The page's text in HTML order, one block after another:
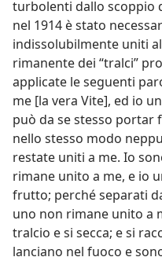
turbolenti dallo scoppio
nel 1914 è stato
indissolubilmente uniti
rimanente dei “tralci”
applicate le seguenti
me [la vera Vite], ed io
può da se stesso portar
nello stesso modo
restate uniti a me. Io
rimane unito a me, e io
frutto; perché separati
uno non rimane unito a
tralcio e si secca; e si
lanciano nel fuoco e